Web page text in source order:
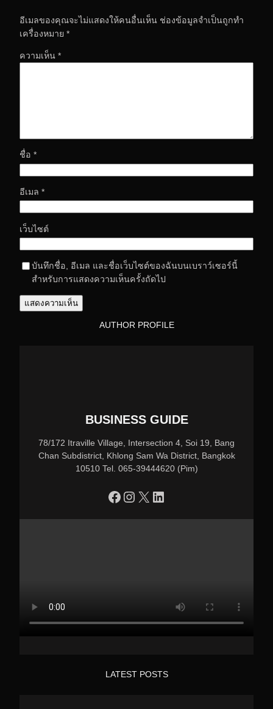
อีเมลของคุณจะไม่แสดงให้คนอื่นเห็น ช่องข้อมูลจำเป็นถูกทำ
เครื่องหมาย *
ความเห็น *
ชื่อ *
อีเมล *
เว็บไซต์
บันทึกชื่อ, อีเมล และชื่อเว็บไซต์ของฉันบนเบราว์เซอร์นี้
สำหรับการแสดงความเห็นครั้งถัดไป
AUTHOR PROFILE
BUSINESS GUIDE
78/172 Itraville Village, Intersection 4, Soi 19, Bang
Chan Subdistrict, Khlong Sam Wa District, Bangkok
10510 Tel. 065-39444620 (Pim)
https://www.facebook.com/profile.php?id=100090086432719 Instagram X LinkedIn
LATEST POSTS